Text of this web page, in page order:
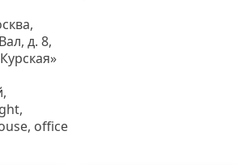
,
д. 8,
office